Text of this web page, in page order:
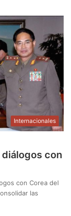
Internacionales
con
con Corea del
las